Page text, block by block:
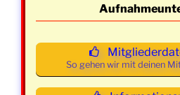
Mittwoch
29. April
2026
Mittwoch 06. Mai
So gehen wir mit deinen